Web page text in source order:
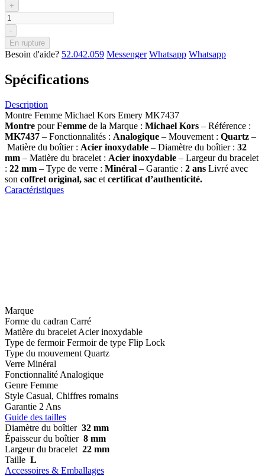
+
-
En rupture
Besoin d'aide? 52.042.059 Messenger Whatsapp Whatsapp
Spécifications
Description
Montre Femme Michael Kors Emery MK7437
Montre pourFemme de la Marque : Michael Kors – Référence :
MK7437 – Fonctionnalités : Analogique – Mouvement : Quartz –
Matière du boîtier : Acier inoxydable – Diamètre du boîtier : 32
mm – Matière du bracelet : Acier inoxydable – Largeur du bracelet
: 22 mm – Type de verre : Minéral – Garantie : 2 ans Livré avec
son coffret original, sac et certificat d’authenticité.
Caractéristiques
Marque
Forme du cadran Carré
Matière du bracelet Acier inoxydable
Type de fermoir Fermoir de type Flip Lock
Type du mouvement Quartz
Verre Minéral
Fonctionnalité Analogique
Genre Femme
Style Casual, Chiffres romains
Garantie 2 Ans
Guide des tailles
Diamètre du boîtier 32 mm
Épaisseur du boîtier 8 mm
Largeur du bracelet 22 mm
Taille L
Accessoires & Emballages